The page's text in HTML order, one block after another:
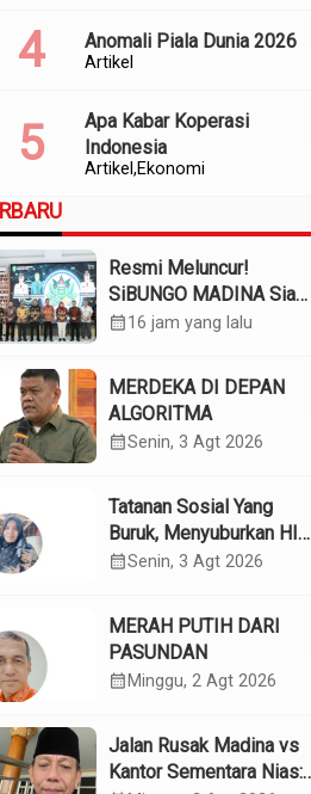
Artikel
Anomali Piala Dunia 2026
Artikel Ekonomi
Apa Kabar Koperasi
Indonesia
Resmi Meluncur!
SiBUNGO MADINA Siap
Optimalkan Pendapatan
calendar_month16 jam yang lalu
MERDEKA DI DEPAN
ALGORITMA
calendar_monthSenin, 3 Agt 2026
Tatanan Sosial Yang
Buruk, Menyuburkan HIV
Pada Remaja
calendar_monthSenin, 3 Agt 2026
MERAH PUTIH DARI
PASUNDAN
calendar_month Minggu, 2 Agt 2026
Jalan Rusak Madina vs
Kantor Sementara Nias: